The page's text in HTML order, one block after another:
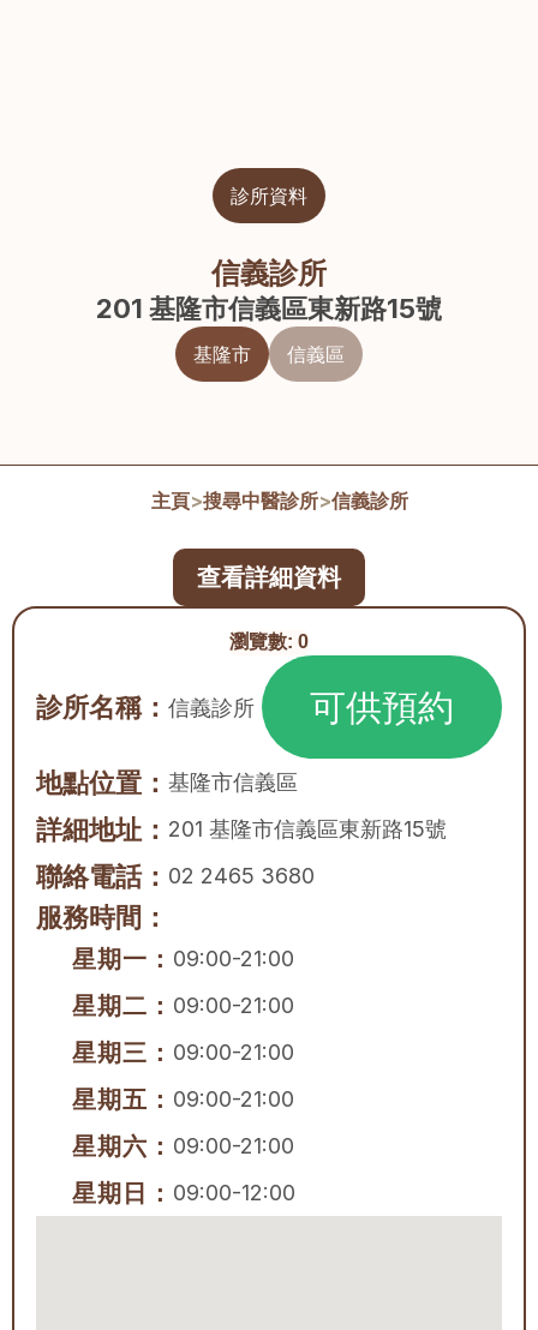
診所資料
信義診所
201 基隆市信義區東新路15號
基隆市 信義區
主頁>搜尋中醫診所>信義診所
瀏覽數: 0
診所名稱： 信義診所 可供預約
地點位置： 基隆市信義區
詳細地址： 201 基隆市信義區東新路15號
聯絡電話： 02 2465 3680
服務時間：
星期一： 09:00-21:00
星期二： 09:00-21:00
星期三： 09:00-21:00
星期五： 09:00-21:00
星期六： 09:00-21:00
星期日： 09:00-12:00
查看詳細資料